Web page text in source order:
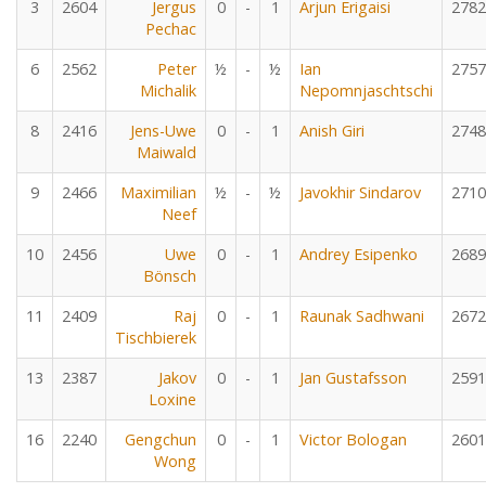
3 2604
Jergus
Pechac
0 - 1 Arjun Erigaisi 2782
6 2562
Peter
Michalik
½ - ½
Ian
Nepomnjaschtschi
2757
8 2416
Jens-Uwe
Maiwald
0 - 1 Anish Giri 2748
9 2466
Maximilian
Neef
½ - ½ Javokhir Sindarov 2710
10 2456
Uwe
Bönsch
0 - 1 Andrey Esipenko 2689
11 2409
Raj
Tischbierek
0 - 1 Raunak Sadhwani 2672
13 2387
Jakov
Loxine
0 - 1 Jan Gustafsson 2591
16 2240
Gengchun
Wong
0 - 1 Victor Bologan 2601